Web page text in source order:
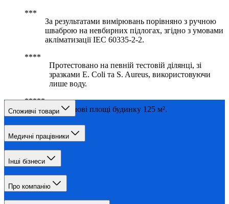
За результатами вимірювань порівняно з ручною
шваброю на невбирних підлогах, згідно з умовами
акліматизації IEC 60335-2-2.
Протестовано на певній тестовій ділянці, зі
зразками E. Coli та S. Aureus, використовуючи
лише воду.
На основі площі будинку 125 м².
Споживчі товари
Медичні працівники
Інші бізнеси
Про компанію